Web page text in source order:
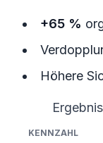
+65 %
Höhere
Kennzahl